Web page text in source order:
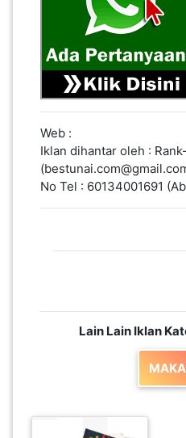
Web :
Iklan dihantar oleh :
No Tel : 60134001691
Lain Lain Iklan
PAHANG(13)
KELANTAN(22)
PERAK(41)
NEGERI
TERENGGANU(12)